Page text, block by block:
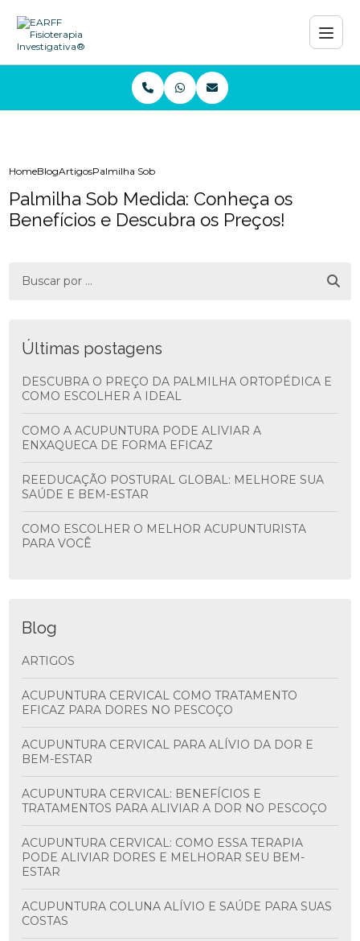
HomeBlogArtigosPalmilha Sob Medida: Conheça os Benefícios e Descubra
Palmilha Sob Medida: Conheça os
Benefícios e Descubra os Preços!
Últimas postagens
DESCUBRA O PREÇO DA PALMILHA ORTOPÉDICA E
COMO ESCOLHER A IDEAL
COMO A ACUPUNTURA PODE ALIVIAR A
ENXAQUECA DE FORMA EFICAZ
REEDUCAÇÃO POSTURAL GLOBAL: MELHORE SUA
SAÚDE E BEM-ESTAR
COMO ESCOLHER O MELHOR ACUPUNTURISTA
PARA VOCÊ
Blog
ARTIGOS
ACUPUNTURA CERVICAL COMO TRATAMENTO
EFICAZ PARA DORES NO PESCOÇO
ACUPUNTURA CERVICAL PARA ALÍVIO DA DOR E
BEM-ESTAR
ACUPUNTURA CERVICAL: BENEFÍCIOS E
TRATAMENTOS PARA ALIVIAR A DOR NO PESCOÇO
ACUPUNTURA CERVICAL: COMO ESSA TERAPIA
PODE ALIVIAR DORES E MELHORAR SEU BEM-
ESTAR
ACUPUNTURA COLUNA ALÍVIO E SAÚDE PARA SUAS
COSTAS